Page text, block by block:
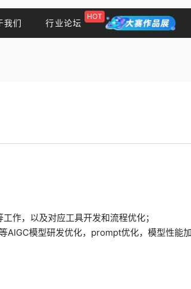
我们 行业论坛
HOT
作，以及对应工具开发和流程优化；
模型研发优化，prompt优化，模型性能